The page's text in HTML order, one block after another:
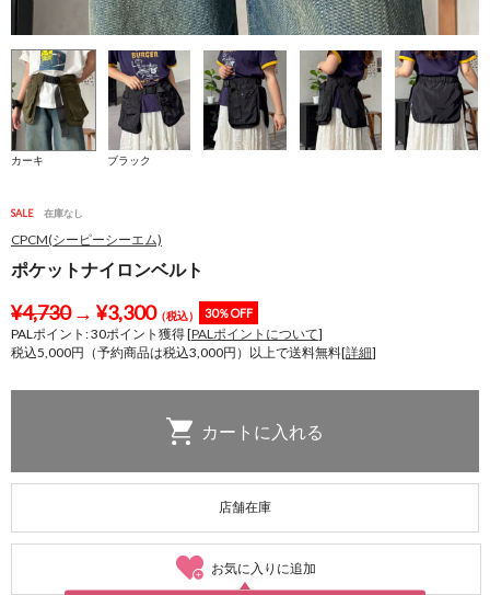
カーキ ブラック
SALE 在庫なし
CPCM(シーピーシーエム)
ポケットナイロンベルト
¥4,730→ ¥3,300（税込） 30％OFF
PALポイント:30ポイント獲得 [PALポイントについて]
税込5,000円（予約商品は税込3,000円）以上で送料無料[詳細]
店舗在庫
お気に入りに追加